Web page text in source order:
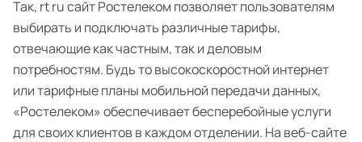
Так, rt ru сайт Ростелеком позволяет пользователям
выбирать и подключать различные тарифы,
отвечающие как частным, так и деловым
потребностям. Будь то высокоскоростной интернет
или тарифные планы мобильной передачи данных,
«Ростелеком» обеспечивает бесперебойные услуги
для своих клиентов в каждом отделении. На веб-сайте